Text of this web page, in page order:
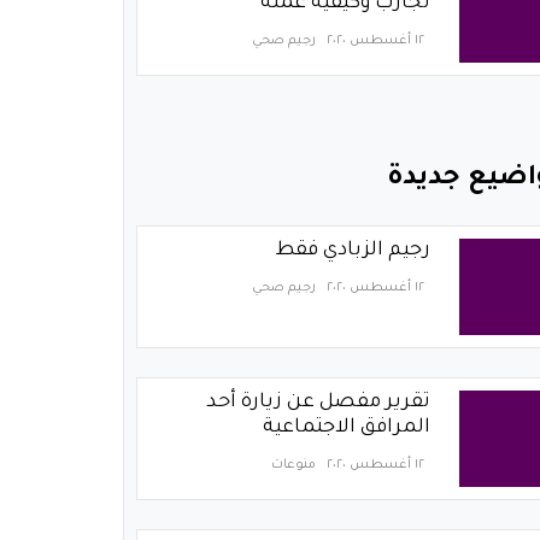
١٢ أغسطس ٢٠٢٠ رجيم صحي
جديدة
رجيم الزبادي فقط
١٢ أغسطس ٢٠٢٠ رجيم صحي
تقرير مفصل عن زيارة أحد
المرافق الاجتماعية
١٢ أغسطس ٢٠٢٠ منوعات